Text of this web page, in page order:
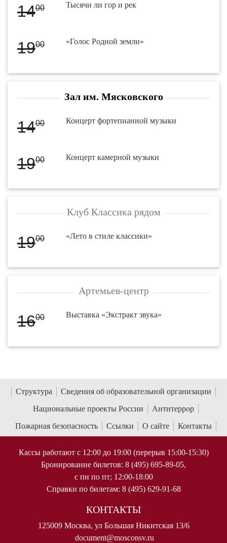
1400 Тысячи ли гор и рек
1900 «Голос Родной земли»
Зал им. Мясковского
1400 Концерт фортепианной музыки
1900 Концерт камерной музыки
Клуб Классика рядом
1900 «Лето в стиле классики»
Артемьев-центр
1600 Выставка «Экстракт звука»
Структура
Сведения об образовательной организации
Национальные проекты России
Антитеррор
Пожарная безопасность
Ссылки О сайте Контакты
Кассы работают с 12:00 до 19:00 (перерыв 15:00-15:30)
Бронирование билетов: 8 (495) 695-89-05,
с пн по пт; 12:00-18:00
Справки по билетам: 8 (495) 629-91-68
КОНТАКТЫ
125009 Москва, ул Большая Никитская 13/6
document@mosconsv.ru